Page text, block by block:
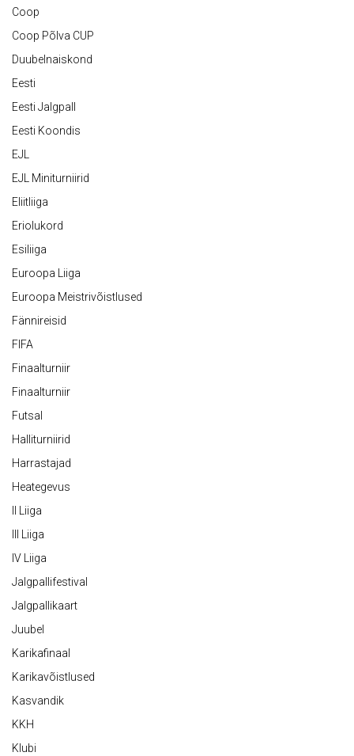
Coop
Coop Põlva CUP
Duubelnaiskond
Eesti
Eesti Jalgpall
Eesti Koondis
EJL
EJL Miniturniirid
Eliitliiga
Eriolukord
Esiliiga
Euroopa Liiga
Euroopa Meistrivõistlused
Fännireisid
FIFA
Finaalturniir
Finaalturniir
Futsal
Halliturniirid
Harrastajad
Heategevus
II Liiga
III Liiga
IV Liiga
Jalgpallifestival
Jalgpallikaart
Juubel
Karikafinaal
Karikavõistlused
Kasvandik
KKH
Klubi